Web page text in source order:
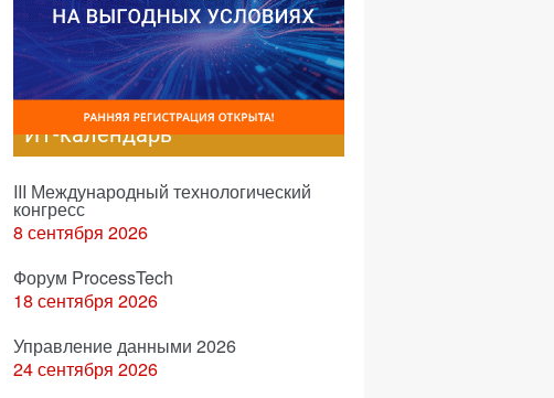
ИТ-календарь
III Международный технологический
конгресс
8 сентября 2026
Форум ProcessTech
18 сентября 2026
Управление данными 2026
24 сентября 2026